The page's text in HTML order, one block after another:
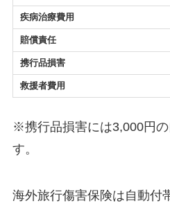
疾病治療費用
賠償責任
携行品損害
救援者費用
※携行品損害には3,000円
す。
海外旅行傷害保険は自動付